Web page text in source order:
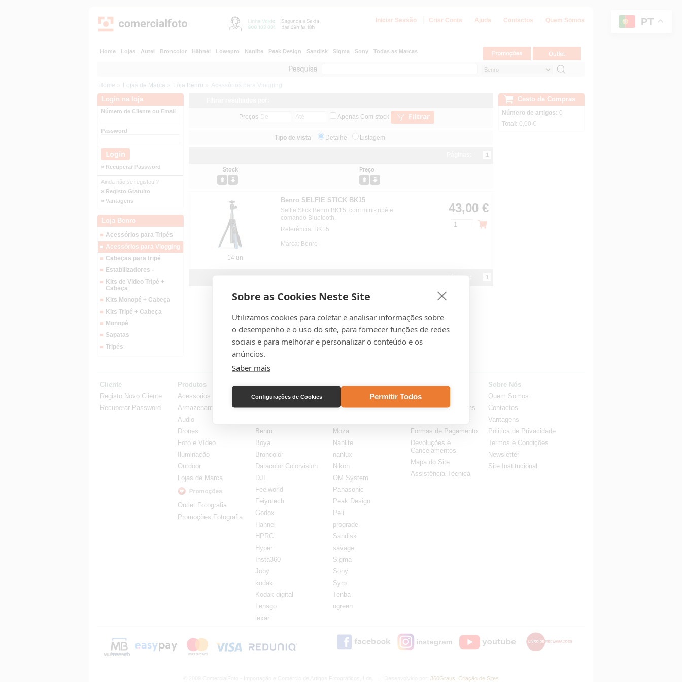
Sobre as Cookies Neste Site
Utilizamos cookies para coletar e analisar informações sobre
o desempenho e o uso do site, para fornecer funções de redes
sociais e para melhorar e personalizar o conteúdo e os
anúncios.
Saber mais
Configurações de Cookies Permitir Todos
PT
Iniciar Sessão Criar Conta Ajuda Contactos Quem Somos
Home Lojas Autel Broncolor Hähnel Lowepro Nanlite Peak Design Sandisk Sigma Sony Todas as Marcas
Home » Lojas de Marca » Loja Benro » Acessórios para Vlogging
Login na loja
Número de Cliente ou Email
Password
» Recuperar Password
Ainda não se registou ?
» Registo Gratuito
» Vantagens
Loja Benro
Acessórios para Tripés
Acessórios para Vlogging
Cabeças para tripé
Estabilizadores -
Kits de Video Tripé +
Cabeça
Kits Monopé + Cabeça
Kits Tripé + Cabeça
Monopé
Sapatas
Tripés
Preços Apenas Com stock Filtrar
Tipo de vista Detalhe Listagem
1
Stock Preço
14 un
Benro SELFIE STICK BK15
Selfie Stick Benro BK15, com mini-tripé e
comando Bluetooth.
Referência: BK15
Marca: Benro
43,00 €
1
Cesto de Compras
Número de artigos: 0
Total: 0,00 €
Cliente
Registo Novo Cliente
Recuperar Password
Produtos
Acessorios
Armazenamento
Audio
Drones
Foto e Vídeo
Iluminação
Outdoor
Lojas de Marca
Outlet Fotografia
Promoções Fotografia
Lojas por Marca
AGFA
agfa-digital
Benro
Boya
Broncolor
Datacolor Colorvision
DJI
Feelworld
Feiyutech
Godox
Hahnel
HPRC
Hyper
Insta360
Joby
kodak
Kodak digital
Lensgo
lexar
Lojas por Marca
meters
Moza
Nanlite
nanlux
Nikon
OM System
Panasonic
Peak Design
Peli
prograde
Sandisk
savage
Sigma
Sony
Syrp
Tenba
ugreen
Ajuda & Suporte
Ajuda
Perguntas Frequentes
Custo de Transporte
Formas de Pagamento
Devoluções e
Cancelamentos
Mapa do Site
Assistência Técnica
Sobre Nós
Quem Somos
Contactos
Vantagens
Politica de Privacidade
Termos e Condições
Newsletter
Site Institucional
360Graus, Criação de Sites